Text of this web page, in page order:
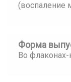
(воспаление
Форма
Во